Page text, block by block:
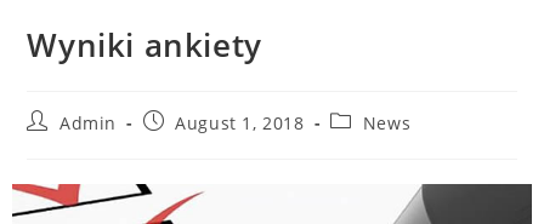
Wyniki ankiety
Admin August 1, 2018 News